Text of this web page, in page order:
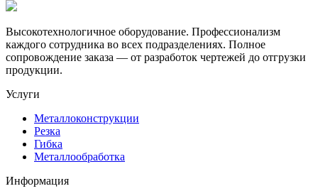
Высокотехнологичное оборудование. Профессионализм
каждого сотрудника во всех подразделениях. Полное
сопровождение заказа — от разработок чертежей до отгрузки
продукции.
Услуги
Металлоконструкции
Резка
Гибка
Металлообработка
Информация